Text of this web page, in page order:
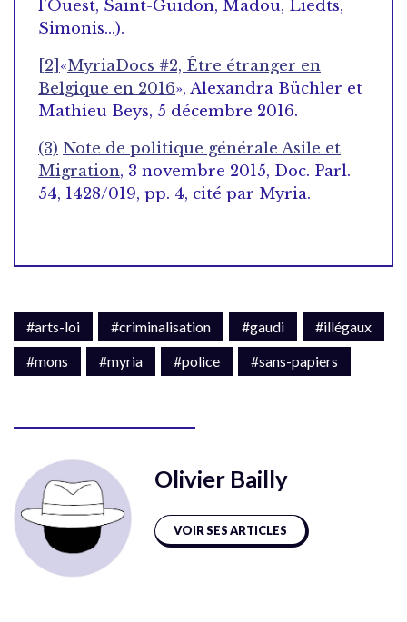
l’Ouest, Saint-Guidon, Madou, Liedts,
Simonis…).
[2] «MyriaDocs #2, Être étranger en
Belgique en 2016», Alexandra Büchler et
Mathieu Beys, 5 décembre 2016.
(3) Note de politique générale Asile et
Migration, 3 novembre 2015, Doc. Parl.
54, 1428/019, pp. 4, cité par Myria.
#arts-loi #criminalisation #gaudi
#illégaux
#mons
#myria #police #sans-papiers
Olivier Bailly
VOIR SES ARTICLES